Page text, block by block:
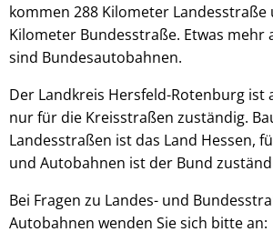
kommen 288 Kilometer Landesstraße
Kilometer Bundesstraße. Etwas mehr
sind Bundesautobahnen.
Der Landkreis Hersfeld-Rotenburg ist
nur für die Kreisstraßen zuständig.
Landesstraßen ist das Land Hessen,
und Autobahnen ist der Bund
Bei Fragen zu Landes- und
Autobahnen wenden Sie sich bitte an: